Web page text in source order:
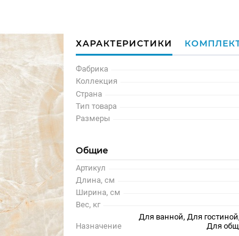
ХАРАКТЕРИСТИКИ
Фабрика
Коллекция
Страна
Тип товара
Размеры
Общие
Артикул
Длина, см
Ширина, см
Вес, кг
Назначение
Для ванной, Для
Для